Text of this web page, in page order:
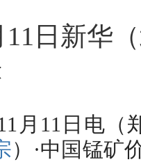
日新华
月11日电（
）·中国锰矿